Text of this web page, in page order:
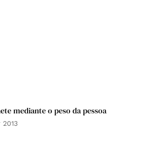
mediante o peso da pessoa
2013